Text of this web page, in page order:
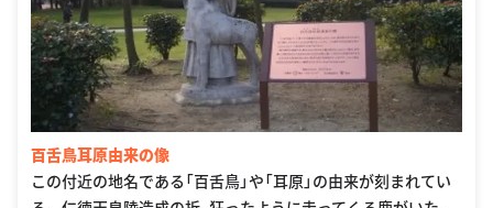
百舌鳥耳原由来の像
この付近の地名である「百舌鳥」や「耳原」の由来が刻まれてい